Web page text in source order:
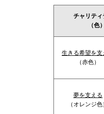
チャリティ
（色）
生きる希望を支
（赤色）
夢を支える
（オレンジ色